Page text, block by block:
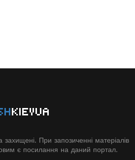
KIEVUA
захищені. При запозиченні матеріалів
є посилання на даний портал.